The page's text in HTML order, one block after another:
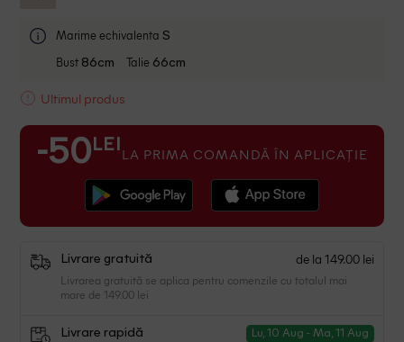
Marime echivalenta S
Bust 86cm Talie 66cm
Ultimul produs
-50 LEI LA PRIMA COMANDĂ ÎN APLICAȚIE
Livrare gratuită de la 149.00 lei
Livrarea gratuită se aplica pentru comenzile cu totalul mai
mare de 149.00 lei
Livrare rapidă Lu, 10 Aug - Ma, 11 Aug